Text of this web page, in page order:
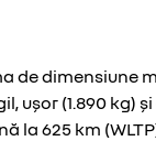
dimensiune
ușor (1.890 kg)
la 625 km